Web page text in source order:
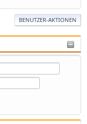
BENUTZER-AKTIONEN